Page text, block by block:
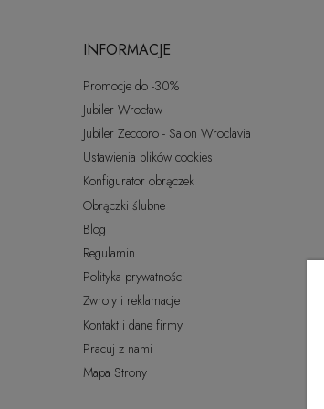
INFORMACJE
Promocje do -30%
Jubiler Wrocław
Jubiler Zeccoro - Salon Wroclavia
Ustawienia plików cookies
Konfigurator obrączek
Obrączki ślubne
Blog
Regulamin
Polityka prywatności
Zwroty i reklamacje
Kontakt i dane firmy
Pracuj z nami
Mapa Strony